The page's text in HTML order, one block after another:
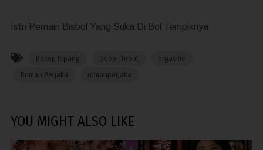
Istri Pemain Bisbol Yang Suka Di Bol Tempiknya
Bokep Jepang Deep Throat
orgasme
Rumah Perjaka
rumahperjaka
YOU MIGHT ALSO LIKE